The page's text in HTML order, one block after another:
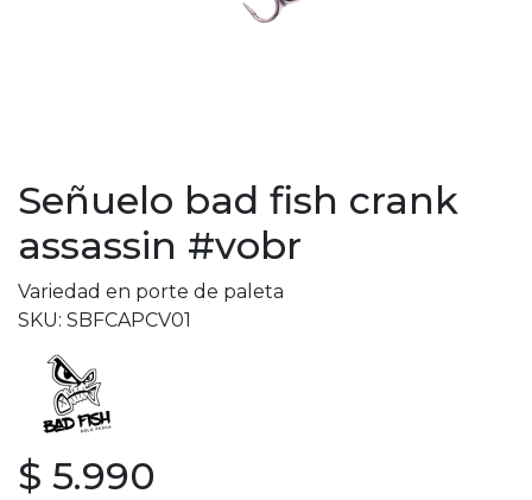
Señuelo bad fish crank
assassin #vobr
Variedad en porte de paleta
SKU: SBFCAPCV01
$ 5.990